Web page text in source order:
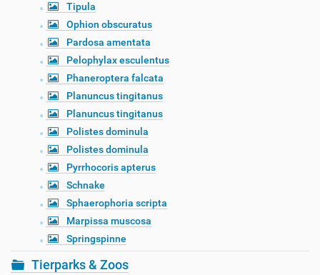
Tipula
Ophion obscuratus
Pardosa amentata
Pelophylax esculentus
Phaneroptera falcata
Planuncus tingitanus
Planuncus tingitanus
Polistes dominula
Polistes dominula
Pyrrhocoris apterus
Schnake
Sphaerophoria scripta
Marpissa muscosa
Springspinne
Tierparks & Zoos